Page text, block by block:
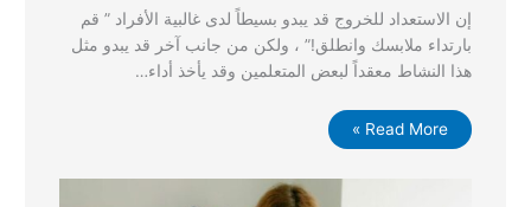
إن الاستعداد للخروج قد يبدو بسيطاً لدى غالبية الأفراد ” قم
بارتداء ملابسك وانطلق!” ، ولكن من جانب آخر قد يبدو مثل
هذا النشاط معقداً لبعض المتعلمين وقد يأخذ أداء…
Read More »